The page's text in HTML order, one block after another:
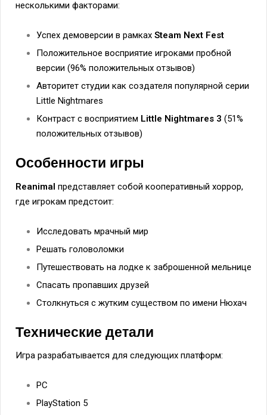
несколькими факторами:
Успех демоверсии в рамках Steam Next Fest
Положительное восприятие игроками пробной
версии (96% положительных отзывов)
Авторитет студии как создателя популярной серии
Little Nightmares
Контраст с восприятием Little Nightmares 3 (51%
положительных отзывов)
Особенности игры
Reanimal представляет собой кооперативный хоррор,
где игрокам предстоит:
Исследовать мрачный мир
Решать головоломки
Путешествовать на лодке к заброшенной мельнице
Спасать пропавших друзей
Столкнуться с жутким существом по имени Нюхач
Технические детали
Игра разрабатывается для следующих платформ:
PC
PlayStation 5